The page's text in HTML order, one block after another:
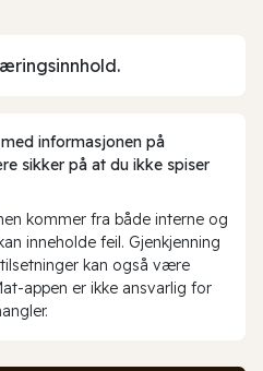
informasjonen på
sikker på at du ikke spiser
kommer fra både interne og
inneholde feil. Gjenkjenning
kan også være
appen er ikke ansvarlig for